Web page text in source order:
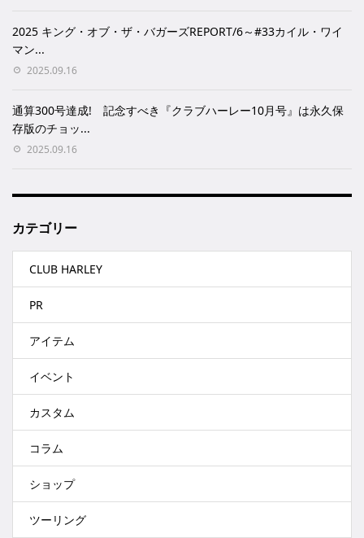
2025 キング・オブ・ザ・バガーズREPORT/6～#33カイル・ワイ
マン...
2025.09.16
通算300号達成! 記念すべき『クラブハーレー10月号』は永久保
存版のチョッ...
2025.09.16
カテゴリー
CLUB HARLEY
PR
アイテム
イベント
カスタム
コラム
ショップ
ツーリング